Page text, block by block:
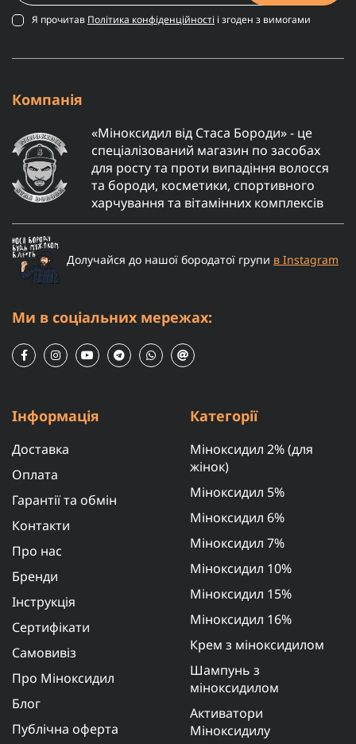
Я прочитав Політика конфіденційності і згоден з вимогами
Компанія
«Міноксидил від Стаса Бороди» - це
спеціалізований магазин по засобах
для росту та проти випадіння волосся
та бороди, косметики, спортивного
харчування та вітамінних комплексів
Долучайся до нашої бородатої групи в Instagram
Ми в соціальних мережах:
Інформація
Доставка
Оплата
Гарантії та обмін
Контакти
Про нас
Бренди
Інструкція
Сертифікати
Самовивіз
Про Міноксидил
Блог
Публічна оферта
Категорії
Міноксидил 2% (для
жінок)
Міноксидил 5%
Міноксидил 6%
Міноксидил 7%
Міноксидил 10%
Міноксидил 15%
Міноксидил 16%
Крем з міноксидилом
Шампунь з
міноксидилом
Активатори
Міноксидилу